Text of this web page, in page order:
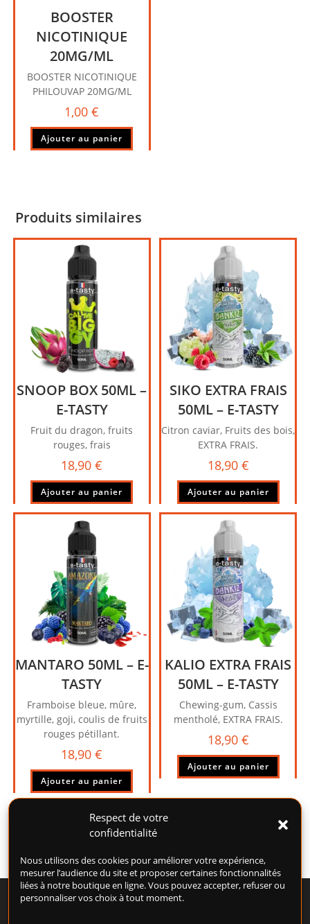
Respect de votre
confidentialité
Nous utilisons des cookies pour améliorer votre expérience,
mesurer l’audience du site et proposer certaines fonctionnalités
liées à notre boutique en ligne. Vous pouvez accepter, refuser ou
personnaliser vos choix à tout moment.
BOOSTER
NICOTINIQUE
20MG/ML
BOOSTER NICOTINIQUE
PHILOUVAP 20MG/ML
1,00€
Ajouter au panier
Produits similaires
SNOOP BOX 50ML –
E-TASTY
Fruit du dragon, fruits
rouges, frais
18,90€
Ajouter au panier
SIKO EXTRA FRAIS
50ML – E-TASTY
Citron caviar, Fruits des bois,
EXTRA FRAIS.
18,90 €
Ajouter au panier
MANTARO 50ML – E-
TASTY
Framboise bleue, mûre,
myrtille, goji, coulis de fruits
rouges pétillant.
18,90€
Ajouter au panier
KALIO EXTRA FRAIS
50ML – E-TASTY
Chewing-gum, Cassis
mentholé, EXTRA FRAIS.
18,90 €
Ajouter au panier